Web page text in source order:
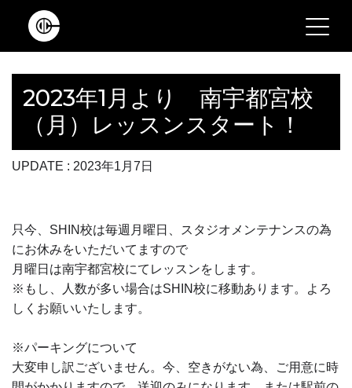
Main Navigation
2023年1月より 南宇都宮校
（月）レッスンスタート！
UPDATE : 2023年1月7日
只今、SHIN校は毎週月曜日、スタジオメンテナンスの為
にお休みをいただいてますので
月曜日は南宇都宮校にてレッスンをします。
※もし、人数が多い場合はSHIN校に移動あります。よろ
しくお願いいたします。
※パーキングについて
大変申し訳ございません。今、空きがない為、ご用意に時